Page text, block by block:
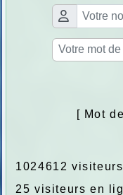
[ Mot
1024612 visiteurs
25 visiteurs en